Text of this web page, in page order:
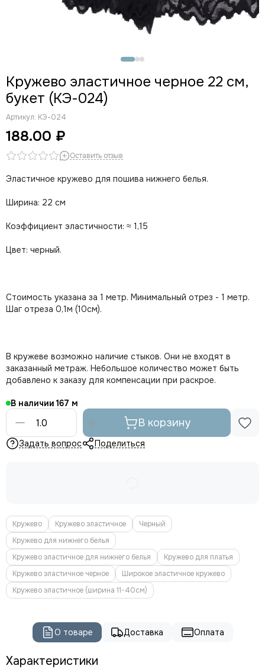
Кружево эластичное черное 22 см,
букет (КЭ-024)
Артикул: КЭ-024
188.00 ₽
Оставить отзыв
Эластичное кружево для пошива нижнего белья.
Ширина: 22 см
Коэффициент эластичности: ≈ 1,15
Цвет: черный.
Стоимость указана за 1 метр. Минимальный отрез - 1 метр.
Шаг отреза 0,1м (10см).
В кружеве возможно наличие стыков. Они не входят в
заказанный метраж. Небольшое количество может быть
добавлено к заказу для компенсации при раскрое.
В наличии 167
В корзину
Задать вопрос Поделиться
Кружево Кружево эластичное
Черный
Кружево для нижнего белья
Кружево эластичное для нижнего белья
Кружево для платья
Кружево эластичное черное
Широкое эластичное кружево
Кружево эластичное (ширина 11-40см)
О товаре Доставка Оплата
Характеристики